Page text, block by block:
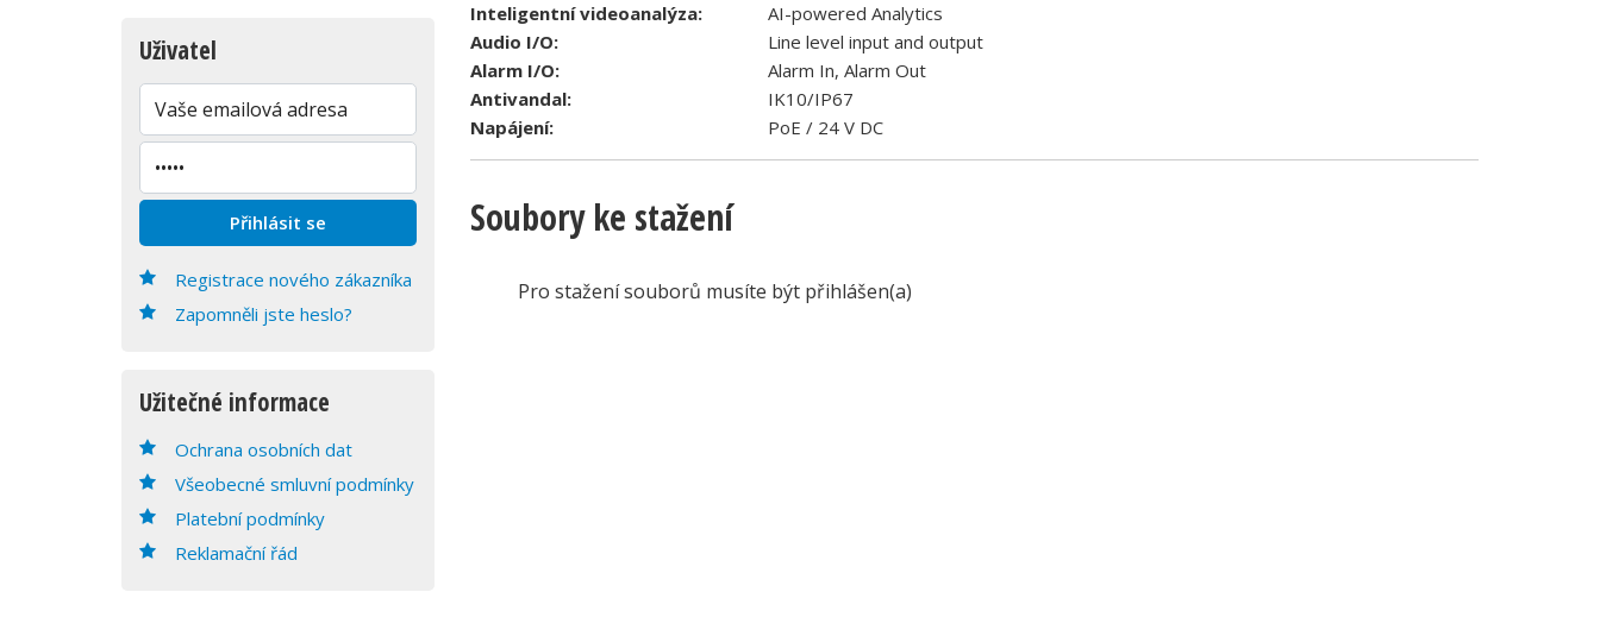
Uživatel
Registrace nového zákazníka
Zapomněli jste heslo?
Užitečné informace
Ochrana osobních dat
Všeobecné smluvní podmínky
Platební podmínky
Reklamační řád
Inteligentní videoanalýza:
AI-powered Analytics
Audio I/O:
Line level input and output
Alarm I/O:
Alarm In, Alarm Out
Antivandal:
IK10/IP67
Napájení:
PoE / 24 V DC
Soubory ke stažení
Pro stažení souborů musíte být přihlášen(a)